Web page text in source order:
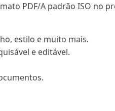
PDF/A padrão ISO no
estilo e muito mais.
e editável.